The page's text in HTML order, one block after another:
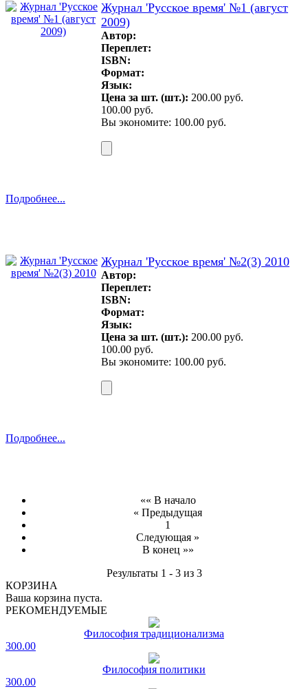
Журнал 'Русское время' №1 (август
2009)
Автор:
Переплет:
ISBN:
Формат:
Язык:
Цена за шт. (шт.): 200.00 руб.
100.00 руб.
Вы экономите: 100.00 руб.
Подробнее...
Журнал 'Русское время' №2(3) 2010
Автор:
Переплет:
ISBN:
Формат:
Язык:
Цена за шт. (шт.): 200.00 руб.
100.00 руб.
Вы экономите: 100.00 руб.
Подробнее...
«« В начало
« Предыдущая
1
Следующая »
В конец »»
Результаты 1 - 3 из 3
КОРЗИНА
Ваша корзина пуста.
РЕКОМЕНДУЕМЫЕ
Философия традиционализма
300.00
Философия политики
300.00